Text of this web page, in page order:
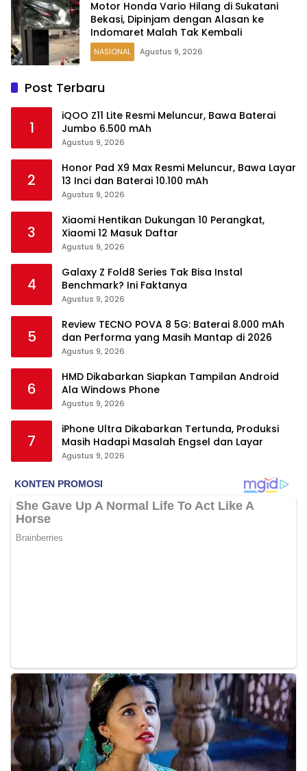
Motor Honda Vario Hilang di Sukatani
Bekasi, Dipinjam dengan Alasan ke
Indomaret Malah Tak Kembali
NASIONAL Agustus 9, 2026
Post Terbaru
1
iQOO Z11 Lite Resmi Meluncur, Bawa Baterai
Jumbo 6.500 mAh
Agustus 9, 2026
2
Honor Pad X9 Max Resmi Meluncur, Bawa Layar
13 Inci dan Baterai 10.100 mAh
Agustus 9, 2026
3
Xiaomi Hentikan Dukungan 10 Perangkat,
Xiaomi 12 Masuk Daftar
Agustus 9, 2026
4
Galaxy Z Fold8 Series Tak Bisa Instal
Benchmark? Ini Faktanya
Agustus 9, 2026
5
Review TECNO POVA 8 5G: Baterai 8.000 mAh
dan Performa yang Masih Mantap di 2026
Agustus 9, 2026
6
HMD Dikabarkan Siapkan Tampilan Android
Ala Windows Phone
Agustus 9, 2026
7
iPhone Ultra Dikabarkan Tertunda, Produksi
Masih Hadapi Masalah Engsel dan Layar
Agustus 9, 2026